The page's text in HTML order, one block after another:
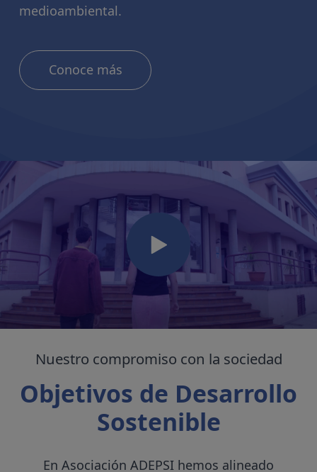
medioambiental.
Conoce más
Nuestro compromiso con la sociedad
Objetivos de Desarrollo
Sostenible
En Asociación ADEPSI hemos alineado